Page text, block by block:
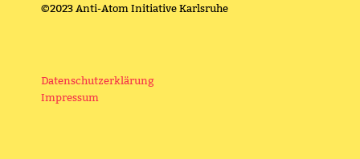
©2023 Anti-Atom Initiative Karlsruhe
Datenschutzerklärung
Impressum